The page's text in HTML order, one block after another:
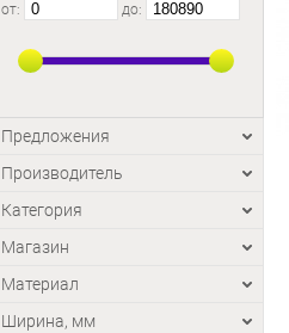
от: до:
Предложения
Производитель
Категория
Магазин
Материал
Ширина, мм